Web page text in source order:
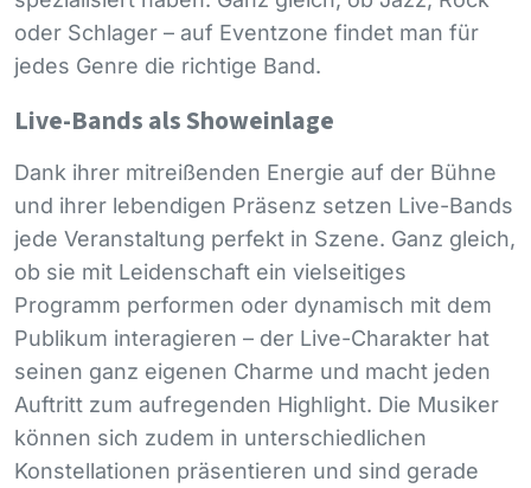
oder Schlager – auf Eventzone findet man für
jedes Genre die richtige Band.
Live-Bands als Showeinlage
Dank ihrer mitreißenden Energie auf der Bühne
und ihrer lebendigen Präsenz setzen Live-Bands
jede Veranstaltung perfekt in Szene. Ganz gleich,
ob sie mit Leidenschaft ein vielseitiges
Programm performen oder dynamisch mit dem
Publikum interagieren – der Live-Charakter hat
seinen ganz eigenen Charme und macht jeden
Auftritt zum aufregenden Highlight. Die Musiker
können sich zudem in unterschiedlichen
Konstellationen präsentieren und sind gerade